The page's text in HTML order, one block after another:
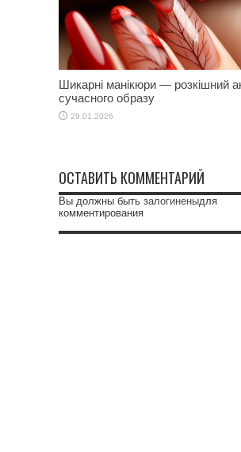
Шикарні манікюри — розкішний
сучасного образу
29.01.2026
ОСТАВИТЬ КОММЕНТАРИЙ
Вы должны быть залогиненыдля
комментирования